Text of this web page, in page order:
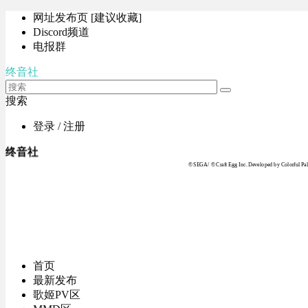
网址发布页 [建议收藏]
Discord频道
电报群
终音社
搜索
登录 / 注册
终音社
© SEGA / © Craft Egg Inc. Developed by Colorful
首页
最新发布
歌姬PV区